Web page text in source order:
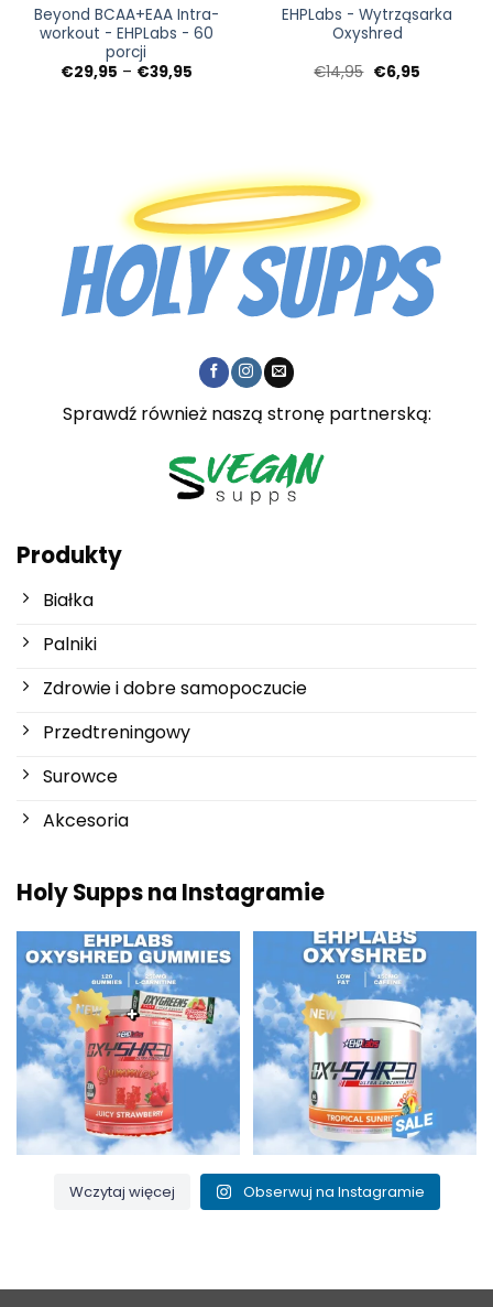
Beyond BCAA+EAA Intra-
workout - EHPLabs - 60
porcji
€29,95 – €39,95Zakres
EHPLabs - Wytrząsarka
Oxyshred
€14,95 Pierwotna
cena
€6,95Aktualna
Sprawdź również naszą stronę partnerską:
Produkty
Białka
Palniki
Zdrowie i dobre samopoczucie
Przedtreningowy
Surowce
Akcesoria
Holy Supps na Instagramie
Nowości w Holy Supps 🍬⚡
OxyShred Gummies od...
3 0
Niska zawartość tłuszczu i 150
mg kofeiny w...
0 2
Wczytaj więcej Obserwuj na Instagramie